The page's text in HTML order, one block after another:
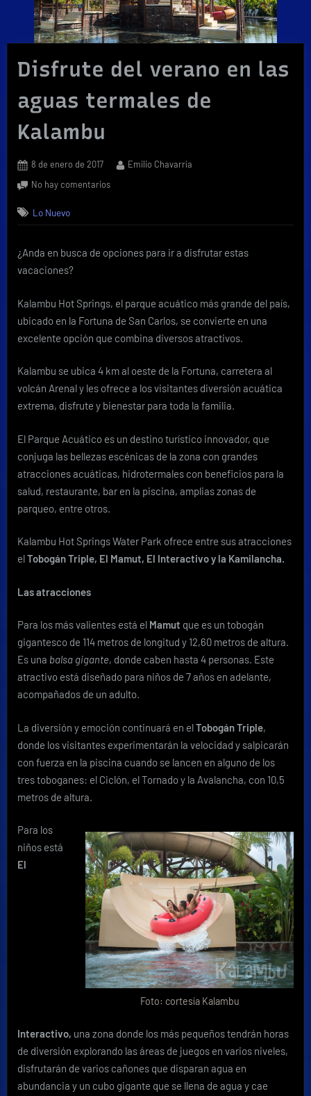
Disfrute del verano en las
aguas termales de
Kalambu
Posted
on
8 de enero de 2017 By
Emilio Chavarría
No hay comentariosen
verano
las
de
Kalambu
Lo Nuevo
¿Anda en busca de opciones para ir a disfrutar estas
vacaciones?
Kalambu Hot Springs, el parque acuático más grande del país,
ubicado en la Fortuna de San Carlos, se convierte en una
excelente opción que combina diversos atractivos.
Kalambu se ubica 4 km al oeste de la Fortuna, carretera al
volcán Arenal y les ofrece a los visitantes diversión acuática
extrema, disfrute y bienestar para toda la familia.
El Parque Acuático es un destino turístico innovador, que
conjuga las bellezas escénicas de la zona con grandes
atracciones acuáticas, hidrotermales con beneficios para la
salud, restaurante, bar en la piscina, amplias zonas de
parqueo, entre otros.
Kalambu Hot Springs Water Park ofrece entre sus atracciones
elTobogán Triple, El Mamut, El Interactivo y la Kamilancha.
Las atracciones
Para los más valientes está el Mamut que es un tobogán
gigantesco de 114 metros de longitud y 12,60 metros de altura.
Es una balsa gigante, donde caben hasta 4 personas. Este
atractivo está diseñado para niños de 7 años en adelante,
acompañados de un adulto.
La diversión y emoción continuará en elTobogán Triple,
donde los visitantes experimentarán la velocidad y salpicarán
con fuerza en la piscina cuando se lancen en alguno de los
tres toboganes: el Ciclón, el Tornado y la Avalancha, con 10,5
metros de altura.
Foto: cortesía Kalambu
Para los
niños está
El
Interactivo, una zona donde los más pequeños tendrán horas
de diversión explorando las áreas de juegos en varios niveles,
disfrutarán de varios cañones que disparan agua en
abundancia y un cubo gigante que se llena de agua y cae